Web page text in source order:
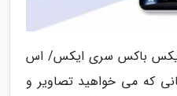
ایکس باکس سری ایکس/ اس
که می خواهید تصاویر و